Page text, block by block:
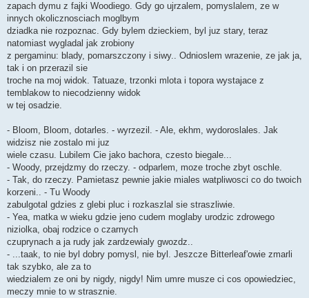
zapach dymu z fajki Woodiego. Gdy go ujrzalem, pomyslalem, ze w
innych okolicznosciach moglbym
dziadka nie rozpoznac. Gdy bylem dzieckiem, byl juz stary, teraz
natomiast wygladal jak zrobiony
z pergaminu: blady, pomarszczony i siwy.. Odnioslem wrazenie, ze jak ja,
tak i on przerazil sie
troche na moj widok. Tatuaze, trzonki mlota i topora wystajace z
temblakow to niecodzienny widok
w tej osadzie.
- Bloom, Bloom, dotarles. - wyrzezil. - Ale, ekhm, wydoroslales. Jak
widzisz nie zostalo mi juz
wiele czasu. Lubilem Cie jako bachora, czesto biegale...
- Woody, przejdzmy do rzeczy. - odparlem, moze troche zbyt oschle.
- Tak, do rzeczy. Pamietasz pewnie jakie miales watpliwosci co do twoich
korzeni.. - Tu Woody
zabulgotal gdzies z glebi pluc i rozkaszlal sie straszliwie.
- Yea, matka w wieku gdzie jeno cudem moglaby urodzic zdrowego
niziolka, obaj rodzice o czarnych
czuprynach a ja rudy jak zardzewialy gwozdz..
- ...taak, to nie byl dobry pomysl, nie byl. Jeszcze Bitterleaf'owie zmarli
tak szybko, ale za to
wiedzialem ze oni by nigdy, nigdy! Nim umre musze ci cos opowiedziec,
meczy mnie to w strasznie.